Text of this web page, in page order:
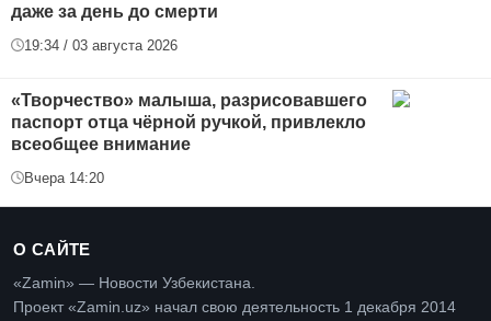
даже за день до смерти
19:34 / 03 августа 2026
«Творчество» малыша, разрисовавшего
паспорт отца чёрной ручкой, привлекло
всеобщее внимание
Вчера 14:20
О САЙТЕ
«Zamin» — Новости Узбекистана.
Проект «Zamin.uz» начал свою деятельность 1 декабря 2014